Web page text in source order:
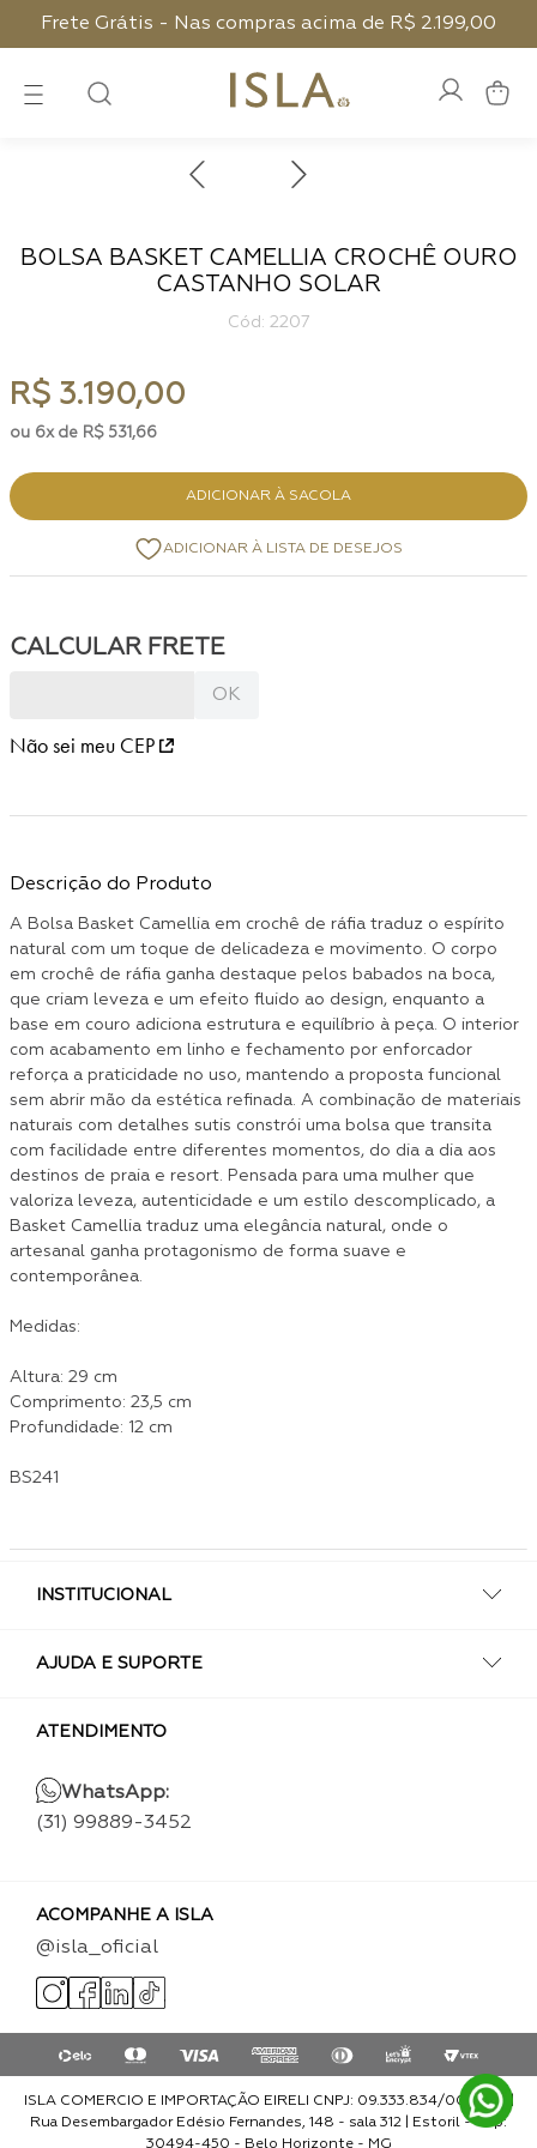
Frete Grátis - Nas compras acima de R$ 2.199,00
BOLSA BASKET CAMELLIA CROCHÊ OURO
CASTANHO SOLAR
: 2207
R$ 3.190,00
6 R$ 531 ,66
ADICIONAR À SACOLA
Não sei meu CEP
Descrição do Produto
A Bolsa Basket Camellia em crochê de ráfia traduz o espírito
natural com um toque de delicadeza e movimento. O corpo
em crochê de ráfia ganha destaque pelos babados na boca,
que criam leveza e um efeito fluido ao design, enquanto a
base em couro adiciona estrutura e equilíbrio à peça. O interior
com acabamento em linho e fechamento por enforcador
reforça a praticidade no uso, mantendo a proposta funcional
sem abrir mão da estética refinada. A combinação de materiais
naturais com detalhes sutis constrói uma bolsa que transita
com facilidade entre diferentes momentos, do dia a dia aos
destinos de praia e resort. Pensada para uma mulher que
valoriza leveza, autenticidade e um estilo descomplicado, a
Basket Camellia traduz uma elegância natural, onde o
artesanal ganha protagonismo de forma suave e
contemporânea.
Medidas:
Altura: 29 cm
Comprimento: 23,5 cm
Profundidade: 12 cm
BS241
INSTITUCIONAL
AJUDA E SUPORTE
ATENDIMENTO
WhatsApp:
(31) 99889-3452
ACOMPANHE A ISLA
@isla_oficial
ISLA COMERCIO E IMPORTAÇÃO EIRELI CNPJ: 09.333.834/0001-93 |
Rua Desembargador Edésio Fernandes, 148 - sala 312 | Estoril - Cep:
30494-450 - Belo Horizonte - MG